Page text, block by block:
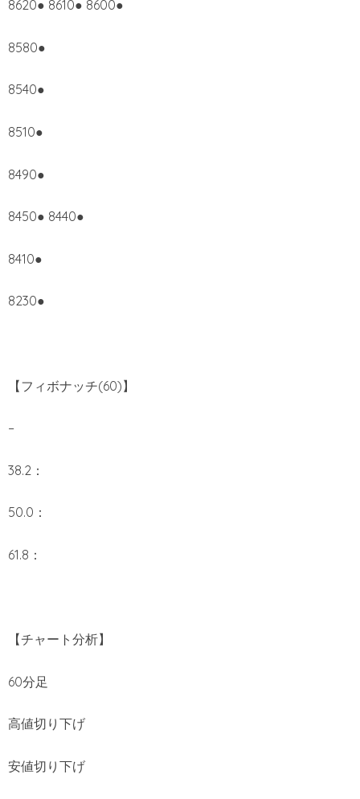
8620● 8610● 8600●
8580●
8540●
8510●
8490●
8450● 8440●
8410●
8230●
【フィボナッチ(60)】
–
38.2：
50.0：
61.8：
【チャート分析】
60分足
高値切り下げ
安値切り下げ